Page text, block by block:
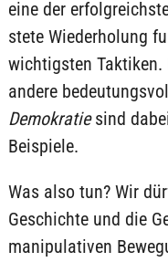
eine der
stete Wiederholung
wichtigsten Taktiken.
andere
Demokratiesind
Beispiele.
Was also tun? Wir
Geschichte und die
manipulativen